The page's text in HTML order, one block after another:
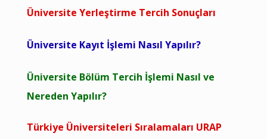
Üniversite Yerleştirme Tercih Sonuçları
Üniversite Kayıt İşlemi Nasıl Yapılır?
Üniversite Bölüm Tercih İşlemi Nasıl ve
Nereden Yapılır?
Türkiye Üniversiteleri Sıralamaları URAP